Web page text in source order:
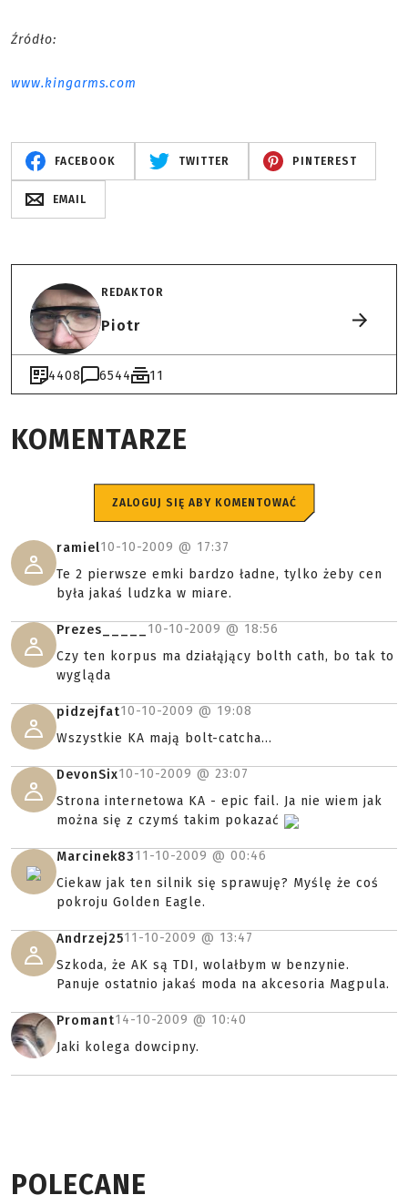
Źródło:
www.kingarms.com
FACEBOOK TWITTER PINTEREST
EMAIL
REDAKTOR
Piotr
4408 6544 11
KOMENTARZE
ZALOGUJ SIĘ ABY KOMENTOWAĆ
ramiel10-10-2009 @ 17:37
Te 2 pierwsze emki bardzo ładne, tylko żeby cen
była jakaś ludzka w miare.
Prezes_____ 10-10-2009 @ 18:56
Czy ten korpus ma działąjący bolth cath, bo tak to
wygląda
pidzejfat10-10-2009 @ 19:08
Wszystkie KA mają bolt-catcha...
DevonSix10-10-2009 @ 23:07
Strona internetowa KA - epic fail. Ja nie wiem jak
można się z czymś takim pokazać
Marcinek8311-10-2009 @ 00:46
Ciekaw jak ten silnik się sprawuję? Myślę że coś
pokroju Golden Eagle.
Andrzej2511-10-2009 @ 13:47
Szkoda, że AK są TDI, wolałbym w benzynie.
Panuje ostatnio jakaś moda na akcesoria Magpula.
Promant14-10-2009 @ 10:40
Jaki kolega dowcipny.
POLECANE